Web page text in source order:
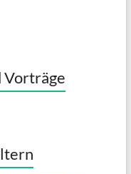
Vorträge